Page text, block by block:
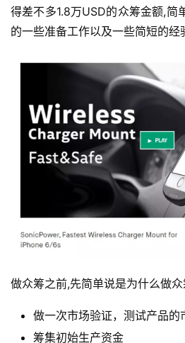
得差不多1.8万USD的众筹金额,
的一些准备工作以及一些简短的经
做众筹之前,先简单说是为什么做众
做一次市场验证，测试产品的
筹集初始生产资金